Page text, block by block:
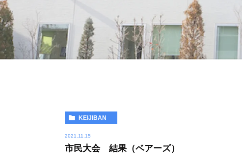
KEIJIBAN
2021.11.15
市民大会 結果（ベアーズ）